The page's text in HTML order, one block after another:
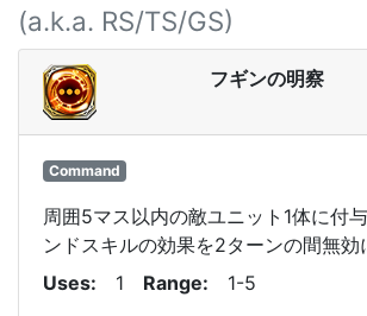
(a.k.a. RS/TS/GS)
フギンの明察
Command
周囲5マス以内の敵ユニット1体に付
ンドスキルの効果を2ターンの間無効
Uses
1 Range 1-5